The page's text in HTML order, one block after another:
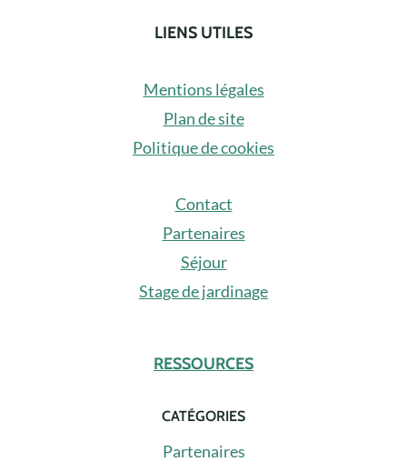
LIENS UTILES
Mentions légales
Plan de site
Politique de cookies
Contact
Partenaires
Séjour
Stage de jardinage
RESSOURCES
CATÉGORIES
Partenaires